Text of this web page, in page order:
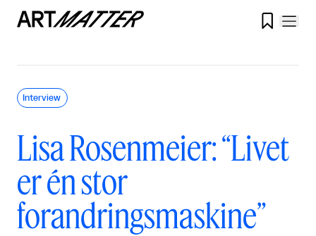

Lisa Rosenmeier: “Livet
er én stor
forandringsmaskine”
Interview